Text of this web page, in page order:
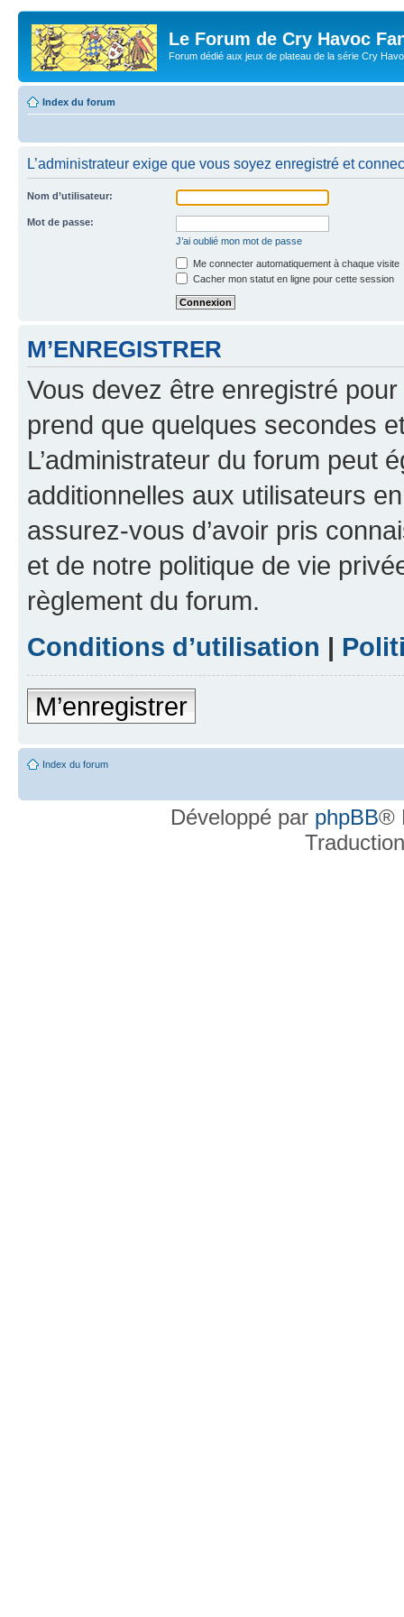
Le Forum de Cry Havoc
Forum dédié aux jeux de plateau de la série Cry
Index du forum
L’administrateur exige que vous soyez enregistré et
Nom d’utilisateur:
Mot de passe:
J’ai oublié mon mot de passe
Me connecter automatiquement à chaque visite
Cacher mon statut en ligne pour cette session
M’ENREGISTRER
Vous devez être enregistré
prend que quelques secondes
L’administrateur du forum peut
additionnelles aux utilisateurs
assurez-vous d’avoir pris
et de notre politique de vie
règlement du forum.
Conditions d’utilisation |
M’enregistrer
Index du forum
Développé par phpBB®